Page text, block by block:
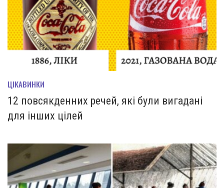
ЦІКАВИНКИ
12 повсякденних речей, які були вигадані
для інших цілей